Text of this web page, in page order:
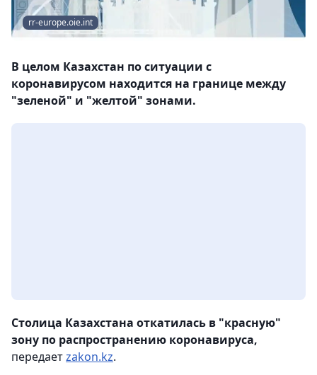
rr-europe.oie.int
В целом Казахстан по ситуации с
коронавирусом находится на границе между
"зеленой" и "желтой" зонами.
Столица Казахстана откатилась в "красную"
зону по распространению коронавируса,
передаетzakon.kz.